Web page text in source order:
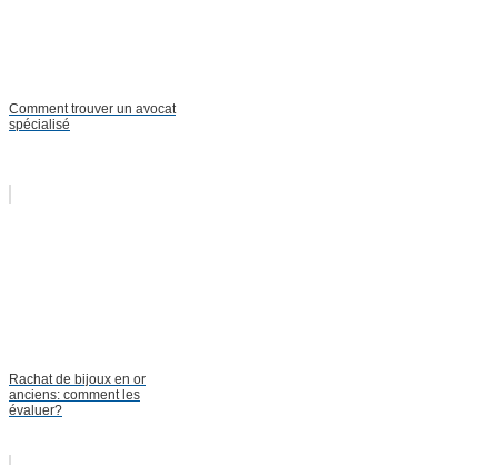
Comment trouver un avocat
spécialisé
Rachat de bijoux en or
anciens: comment les
évaluer?